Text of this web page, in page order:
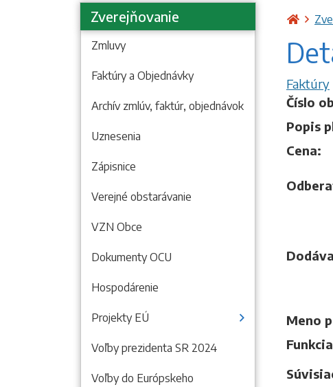
Faktúry
Číslo
Popis
Cena:
Meno
Zverejňovanie
Zmluvy
Faktúry a Objednávky
Archív zmlúv, faktúr, objednávok
Uznesenia
Zápisnice
Verejné obstarávanie
VZN Obce
Dokumenty OCU
Hospodárenie
Projekty EÚ
Voľby prezidenta SR 2024
Voľby do Európskeho